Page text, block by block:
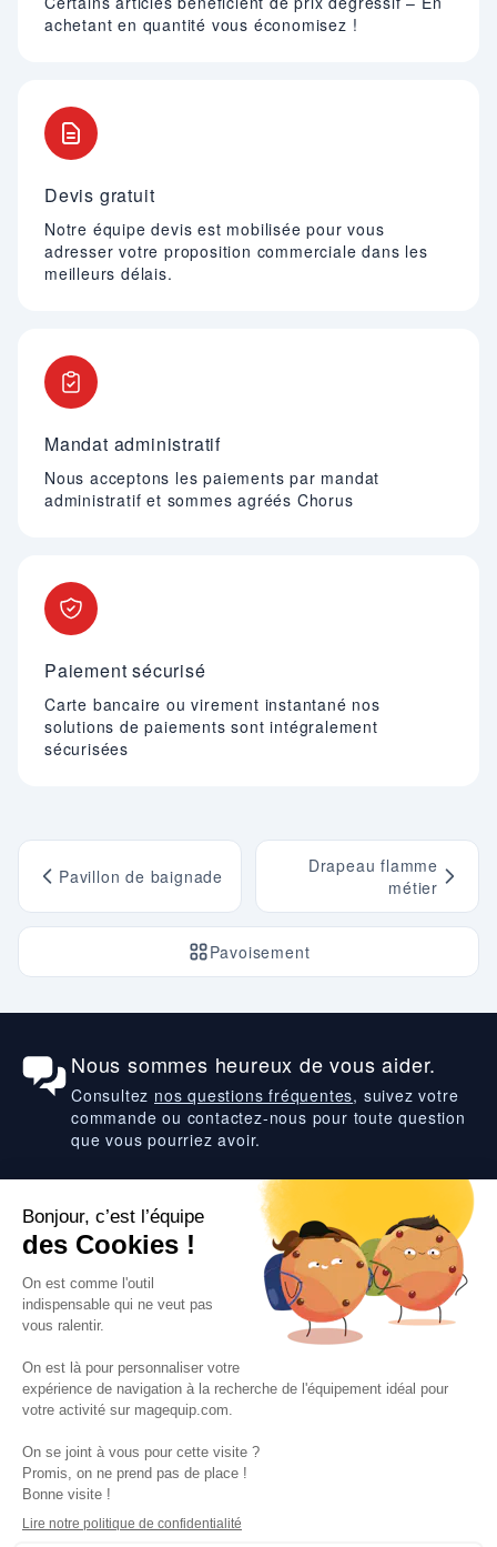
achetant en quantité vous économisez !
Devis gratuit
Notre équipe devis est mobilisée pour vous
adresser votre proposition commerciale dans les
meilleurs délais.
Mandat administratif
Nous acceptons les paiements par mandat
administratif et sommes agréés Chorus
Paiement sécurisé
Carte bancaire ou virement instantané nos
solutions de paiements sont intégralement
sécurisées
Pavillon de baignade
Pavoisement
Drapeau flamme
métier
Nous sommes heureux de vous aider.
Consultez nos questions fréquentes, suivez votre
commande ou contactez-nous pour toute question
que vous pourriez avoir.
Suivez-nous
VOS SERVICES
VOS DEMANDES
NOTRE SOCIETE